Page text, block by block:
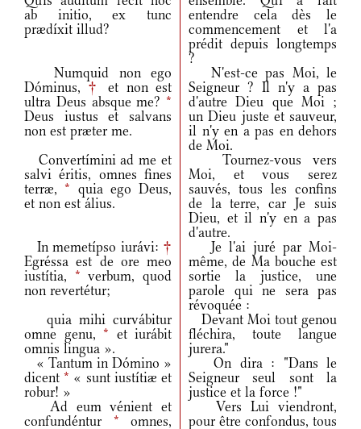
ab initio, ex tunc
prædíxit illud?
entendre cela dès le
commencement et l'a
prédit depuis longtemps
?
Numquid non ego
Dóminus, †
et non est
ultra Deus absque me? *
Deus iustus et salvans
non est præter me.
N'est-ce pas Moi, le
Seigneur ? Il n'y a pas
d'autre Dieu que Moi ;
un Dieu juste et sauveur,
il n'y en a pas en dehors
de Moi.
Convertímini ad me et
salvi éritis, omnes fines
terræ,* quia ego Deus,
et non est álius.
Tournez-vous vers
Moi, et vous serez
sauvés, tous les confins
de la terre, car Je suis
Dieu, et il n'y en a pas
d'autre.
In memetípso iurávi: †
Egréssa est de ore meo
iustítia, * verbum, quod
non revertétur;
Je l'ai juré par Moi-
même, de Ma bouche est
sortie la justice, une
parole qui ne sera pas
révoquée :
quia mihi curvábitur
omne genu, * et iurábit
omnis lingua ».
Devant Moi tout genou
fléchira, toute langue
jurera."
« Tantum in Dómino »
dicent* « sunt iustítiæ et
robur! »
On dira : "Dans le
Seigneur seul sont la
justice et la force !"
Ad eum vénient et
confundéntur * omnes,
Vers Lui viendront,
pour être confondus, tous